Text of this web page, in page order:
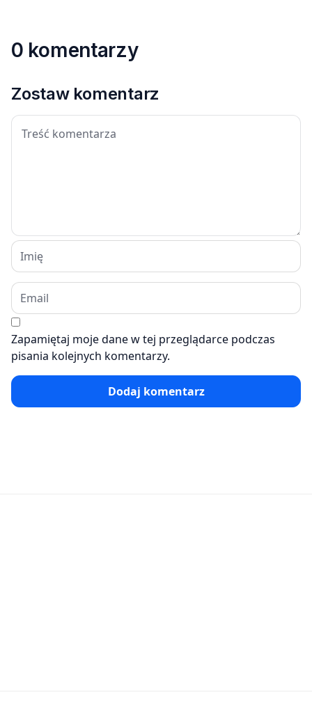
0 komentarzy
Zostaw komentarz
Zapamiętaj moje dane w tej przeglądarce podczas
pisania kolejnych komentarzy.
Dodaj komentarz